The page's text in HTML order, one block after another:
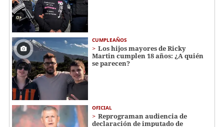
CUMPLEAÑOS
Los hijos mayores de Ricky
Martin cumplen 18 años: ¿A quién
se parecen?
OFICIAL
Reprograman audiencia de
declaración de imputado de